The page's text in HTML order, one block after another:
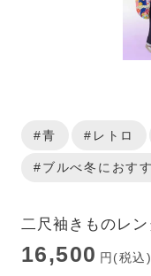
#青 #レトロ
#ブルべ冬におす
二尺袖きものレ
16,500 円(税込)